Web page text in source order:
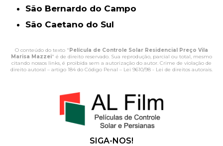
São Bernardo do Campo
São Caetano do Sul
O conteúdo do texto "Película de Controle Solar Residencial Preço Vila
Marisa Mazzei" é de direito reservado. Sua reprodução, parcial ou total, mesmo
citando nossos links, é proibida sem a autorização do autor. Crime de violação de
direito autoral – artigo 184 do Código Penal – Lei 9610/98 - Lei de direitos autorais.
SIGA-NOS!